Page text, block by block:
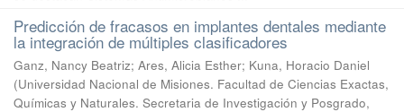
Predicción de fracasos en implantes dentales mediante
la integración de múltiples clasificadores
Ganz, Nancy Beatriz; Ares, Alicia Esther; Kuna, Horacio Daniel
(Universidad Nacional de Misiones. Facultad de Ciencias Exactas,
Químicas y Naturales. Secretaria de Investigación y Posgrado,